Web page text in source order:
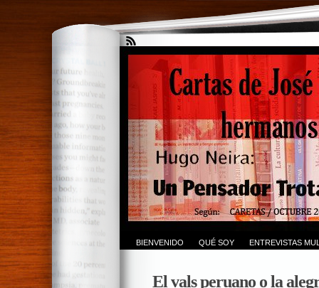
BIENVENIDO QUÉ SOY ENTREVISTAS
El vals peruano o la